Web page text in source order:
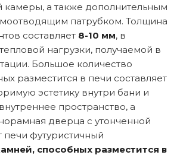
камеры, а также дополнительным
патрубком. Толщина
составляет 8-10 мм, в
нагрузки, получаемой в
Большое количество
разместится в печи составляет
эстетику внутри бани и
пространство, а
дверца с утонченной
футуристичный
способных разместится в